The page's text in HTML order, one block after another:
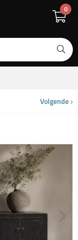
0
Volgende